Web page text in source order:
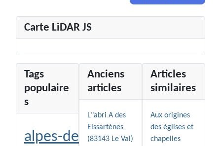
Carte LiDAR JS
Tags
populaire
s
alpes-de-
Anciens
articles
L"abri A des
Eissartènes
(83143 Le Val)
Articles
similaires
Aux origines
des églises et
chapelles